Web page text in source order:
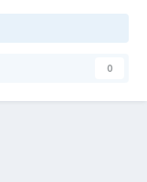
0